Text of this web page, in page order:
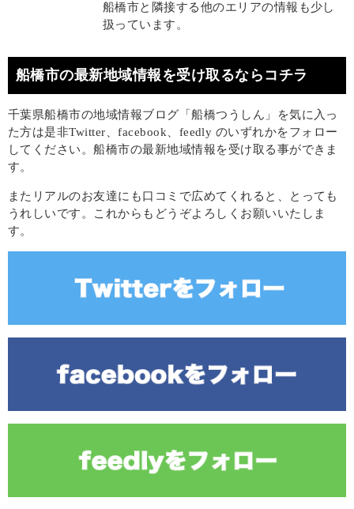
船橋市と隣接する他のエリアの情報も少し
扱っています。
船橋市の最新地域情報を受け取るならコチラ
千葉県船橋市の地域情報ブログ「船橋つうしん」を気に入っ
た方は是非Twitter、facebook、feedly のいずれかをフォロー
してください。船橋市の最新地域情報を受け取る事ができま
す。
またリアルのお友達にも口コミで広めてくれると、とっても
うれしいです。これからもどうぞよろしくお願いいたしま
す。